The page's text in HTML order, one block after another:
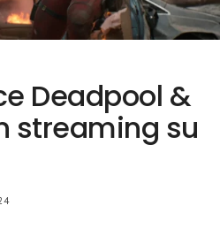
Deadpool &
streaming su